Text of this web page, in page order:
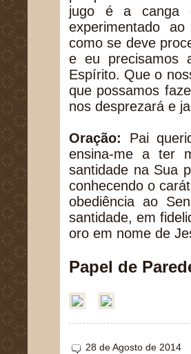
jugo é a canga
experimentado
como se deve
e eu precisamos
Espírito. Que o
que possamos
nos desprezará e
Oração: Pai
ensina-me a ter
santidade na Sua
conhecendo o
obediência ao
santidade, em
oro em nome de
Papel de
28 de Agosto de 2014